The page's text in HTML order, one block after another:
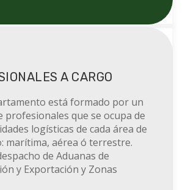
A CARGO
está formado por un
profesionales que se ocupa de
logísticas de cada área de
marítima, aérea ó terrestre.
espacho de Aduanas de
y Exportación y Zonas